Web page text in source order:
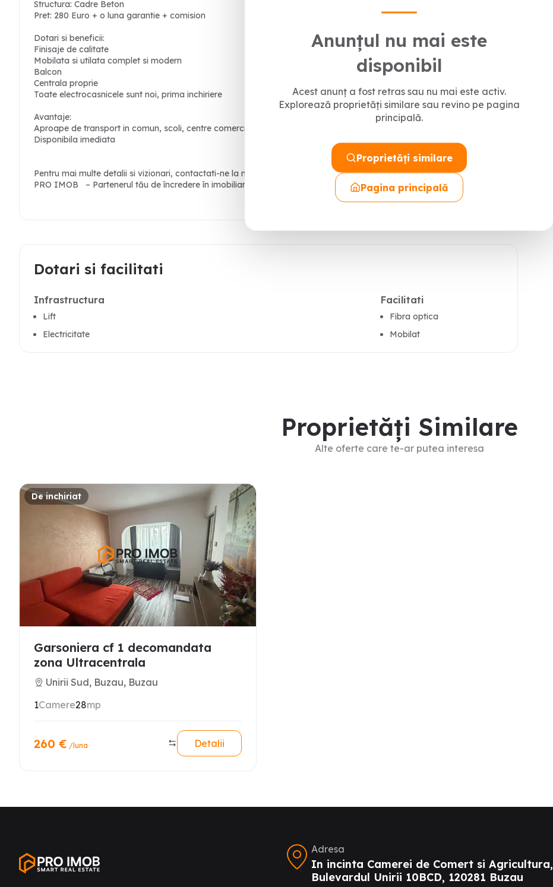
Structura: Cadre Beton
Pret: 280 Euro + o luna garantie + comision
Dotari si beneficii:
Finisaje de calitate
Mobilata si utilata complet si modern
Balcon
Centrala proprie
Toate electrocasnicele sunt noi, prima inchiriere
Avantaje:
Aproape de transport in comun, scoli, centre comerciale, parcuri
Disponibila imediata
Pentru mai multe detalii si vizionari, contactati-ne la numarul afisat in anunt sau pe WhatsApp.
PRO IMOB – Partenerul tău de încredere în imobiliare.
Dotari si facilitati
Infrastructura
Lift
Electricitate
Facilitati
Fibra optica
Mobilat
Proprietăți Similare
Alte oferte care te-ar putea interesa
De inchiriat
Garsoniera cf 1 decomandata
zona Ultracentrala
Unirii Sud, Buzau, Buzau
1Camere28mp
260 € /luna Detalii
Anunțul nu mai este
disponibil
Acest anunț a fost retras sau nu mai este activ.
Explorează proprietăți similare sau revino pe pagina
principală.
Proprietăți similare
Pagina principală
Adresa
In incinta Camerei de Comert si Agricultura,
Bulevardul Unirii 10BCD, 120281 Buzau